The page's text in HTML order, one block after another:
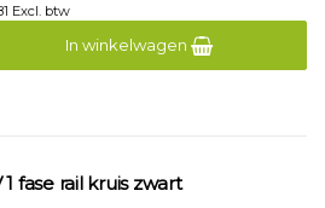
Excl. btw
In winkelwagen
1 fase rail kruis zwart